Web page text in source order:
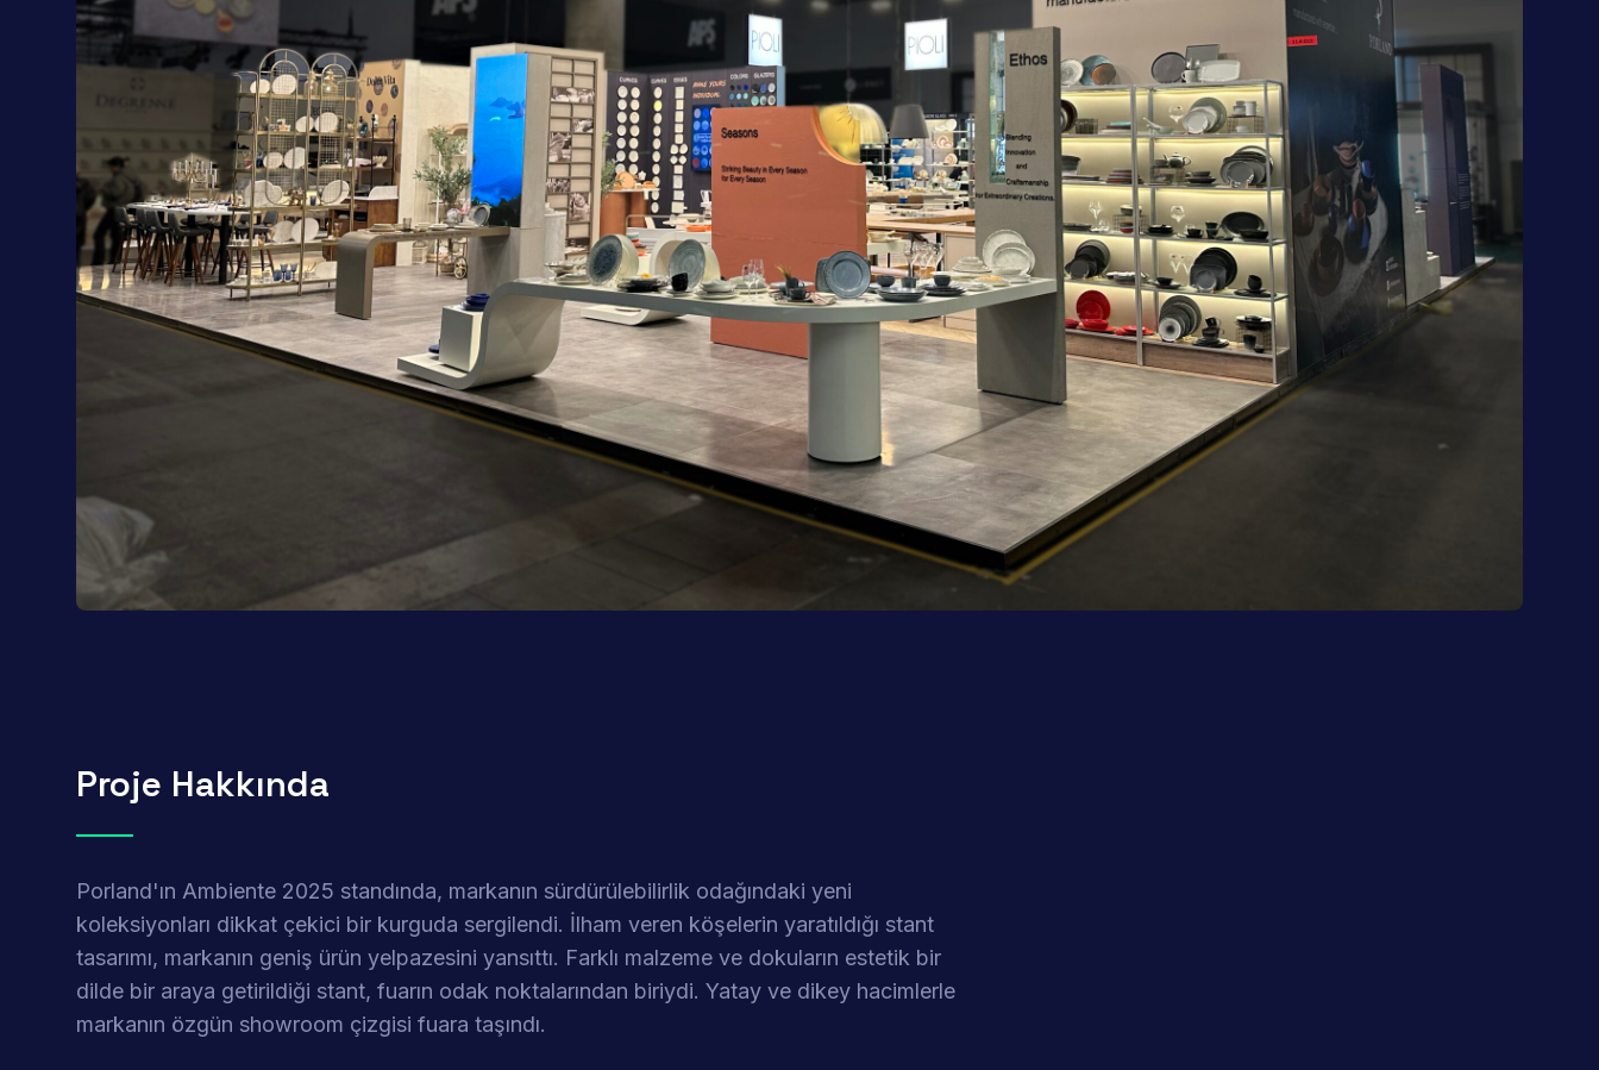
Proje Hakkında
Porland'ın Ambiente 2025 standında, markanın sürdürülebilirlik odağındaki yeni
koleksiyonları dikkat çekici bir kurguda sergilendi. İlham veren köşelerin yaratıldığı stant
tasarımı, markanın geniş ürün yelpazesini yansıttı. Farklı malzeme ve dokuların estetik bir
dilde bir araya getirildiği stant, fuarın odak noktalarından biriydi. Yatay ve dikey hacimlerle
markanın özgün showroom çizgisi fuara taşındı.